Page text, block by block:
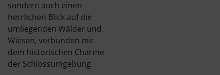
sondern auch einen
herrlichen Blick auf die
umliegenden Wälder und
Wiesen, verbunden mit
dem historischen Charme
der Schlossumgebung.